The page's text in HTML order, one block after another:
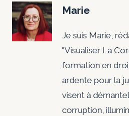
Marie
Je suis Marie,
"Visualiser La
formation en
ardente pour la
visent à
corruption,